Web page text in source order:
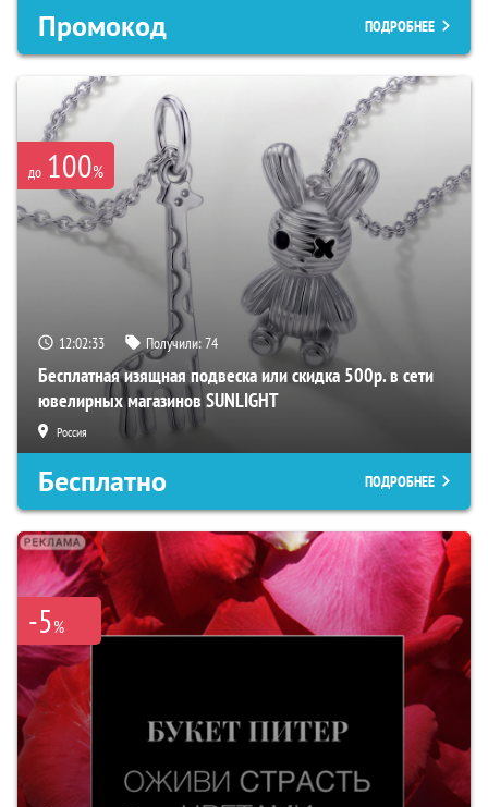
Промокод ПОДРОБНЕЕ
до 100%
12:02:32 Получили:74
Бесплатная изящная подвеска или скидка 500р. в сети
ювелирных магазинов SUNLIGHT
Россия
Бесплатно ПОДРОБНЕЕ
-5%